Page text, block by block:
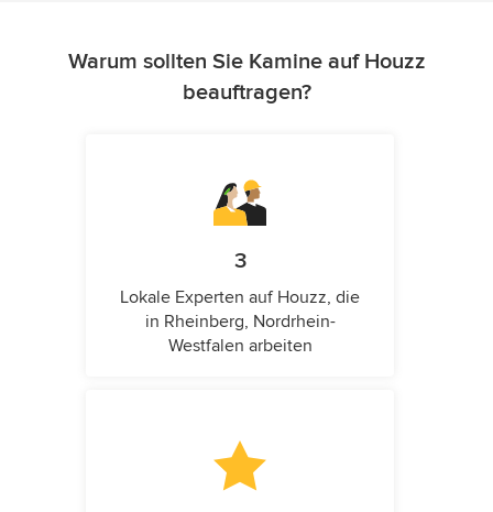
Warum sollten Sie Kamine auf Houzz
beauftragen?
3
Lokale Experten auf Houzz, die
in Rheinberg, Nordrhein-
Westfalen arbeiten